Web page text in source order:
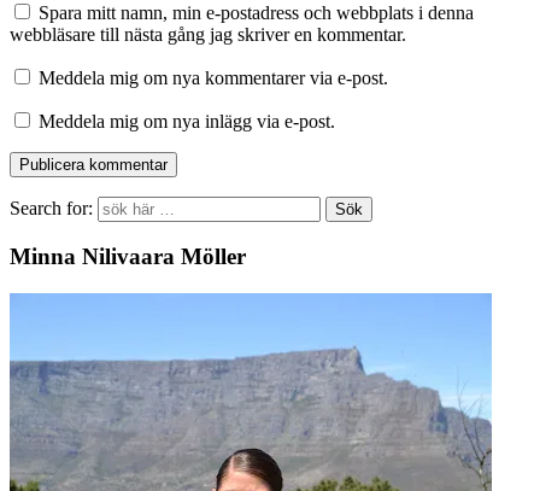
Spara mitt namn, min e-postadress och webbplats i denna
webbläsare till nästa gång jag skriver en kommentar.
Meddela mig om nya kommentarer via e-post.
Meddela mig om nya inlägg via e-post.
Search for:
Minna Nilivaara Möller